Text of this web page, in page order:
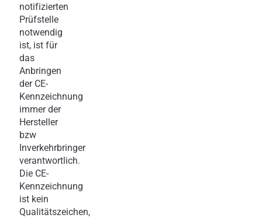
notifizierten
Prüfstelle
notwendig
ist, ist für
das
Anbringen
der CE-
Kennzeichnung
immer der
Hersteller
bzw
Inverkehrbringer
verantwortlich.
Die CE-
Kennzeichnung
ist kein
Qualitätszeichen,